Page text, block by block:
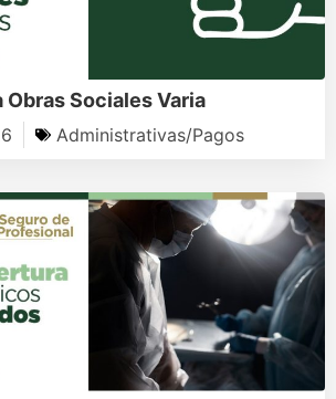
Sociales Varia
Administrativas/Pagos